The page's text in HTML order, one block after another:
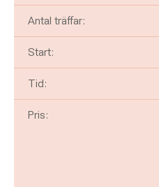
Antal träffar:
Start:
Tid:
Pris: